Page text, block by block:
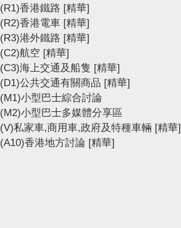
(R1)香港鐵路 [精華]
(R2)香港電車 [精華]
(R3)港外鐵路 [精華]
(C2)航空 [精華]
(C3)海上交通及船隻 [精華]
(D1)公共交通有關商品 [精華]
(M1)小型巴士綜合討論
(M2)小型巴士多媒體分享區
(V)私家車,商用車,政府及特種車輛 [精華]
(A10)香港地方討論 [精華]